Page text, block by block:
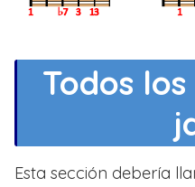
Todos
Esta sección debería